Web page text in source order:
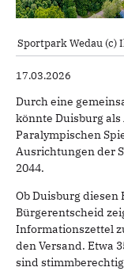
Sportpark Wedau (c)
17.03.2026
Durch eine
könnte Duisburg
Paralympischen
Ausrichtungen der
2044.
Ob Duisburg
Bürgerentscheid
Informationszettel
den Versand. Etwa
sind